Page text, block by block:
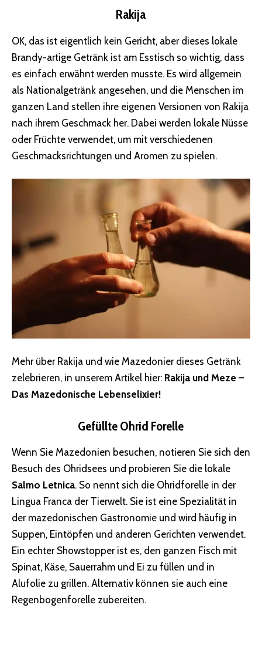
Rakija
OK, das ist eigentlich kein Gericht, aber dieses lokale
Brandy-artige Getränk ist am Esstisch so wichtig, dass
es einfach erwähnt werden musste. Es wird allgemein
als Nationalgetränk angesehen, und die Menschen im
ganzen Land stellen ihre eigenen Versionen von Rakija
nach ihrem Geschmack her. Dabei werden lokale Nüsse
oder Früchte verwendet, um mit verschiedenen
Geschmacksrichtungen und Aromen zu spielen.
Mehr über Rakija und wie Mazedonier dieses Getränk
zelebrieren, in unserem Artikel hier: Rakija und Meze –
Das Mazedonische Lebenselixier!
Gefüllte Ohrid Forelle
Wenn Sie Mazedonien besuchen, notieren Sie sich den
Besuch des Ohridsees und probieren Sie die lokale
Salmo Letnica. So nennt sich die Ohridforelle in der
Lingua Franca der Tierwelt. Sie ist eine Spezialität in
der mazedonischen Gastronomie und wird häufig in
Suppen, Eintöpfen und anderen Gerichten verwendet.
Ein echter Showstopper ist es, den ganzen Fisch mit
Spinat, Käse, Sauerrahm und Ei zu füllen und in
Alufolie zu grillen. Alternativ können sie auch eine
Regenbogenforelle zubereiten.